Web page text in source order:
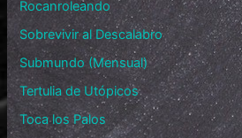
Rocanroleando
Sobrevivir al Descalabro
Submundo (Mensual)
Tertulia de Utópicos
Toca los Palos